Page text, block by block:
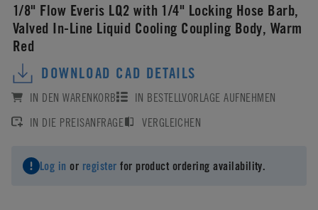
1/8" Flow Everis LQ2 with 1/4" Locking Hose Barb,
Valved In-Line Liquid Cooling Coupling Body, Warm
Red
DOWNLOAD CAD DETAILS
IN DEN WARENKORB
IN BESTELLVORLAGE AUFNEHMEN
IN DIE PREISANFRAGE
VERGLEICHEN
Log in or register for product ordering availability.